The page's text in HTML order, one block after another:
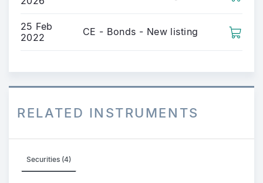
25 Feb
2022
CE - Bonds - New listing
RELATED INSTRUMENTS
Securities (4)